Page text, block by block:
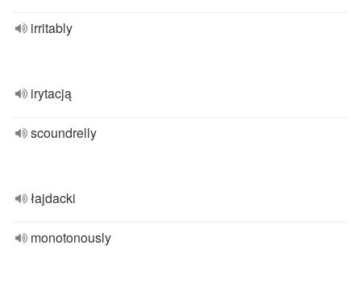
irritably
irytacją
scoundrelly
łajdacki
monotonously